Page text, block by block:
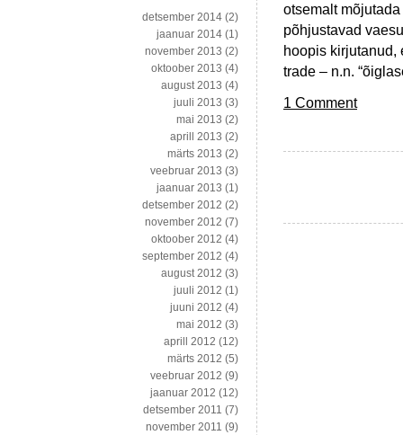
otsemalt
põhjustavad
hoopis kirjutanud,
trade – n.n.
1 Comment
detsember 2014 (2)
jaanuar 2014 (1)
november 2013 (2)
oktoober 2013 (4)
august 2013 (4)
juuli 2013 (3)
mai 2013 (2)
aprill 2013 (2)
märts 2013 (2)
veebruar 2013 (3)
jaanuar 2013 (1)
detsember 2012 (2)
november 2012 (7)
oktoober 2012 (4)
september 2012 (4)
august 2012 (3)
juuli 2012 (1)
juuni 2012 (4)
mai 2012 (3)
aprill 2012 (12)
märts 2012 (5)
veebruar 2012 (9)
jaanuar 2012 (12)
detsember 2011 (7)
november 2011 (9)